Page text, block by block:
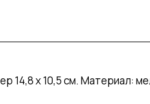
14,8 х 10,5 см. Материал: